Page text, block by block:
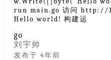
run main.go 访问 http://
Hello world! 构建运
go
刘宇帅
发布于 4年前